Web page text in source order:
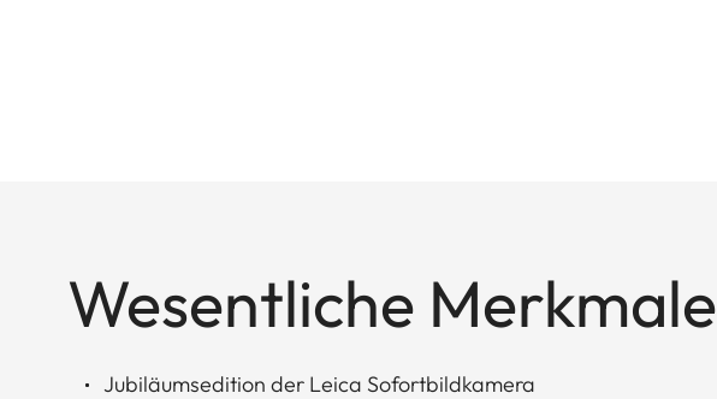
Wesentliche Merkmale
Jubiläumsedition der Leica Sofortbildkamera